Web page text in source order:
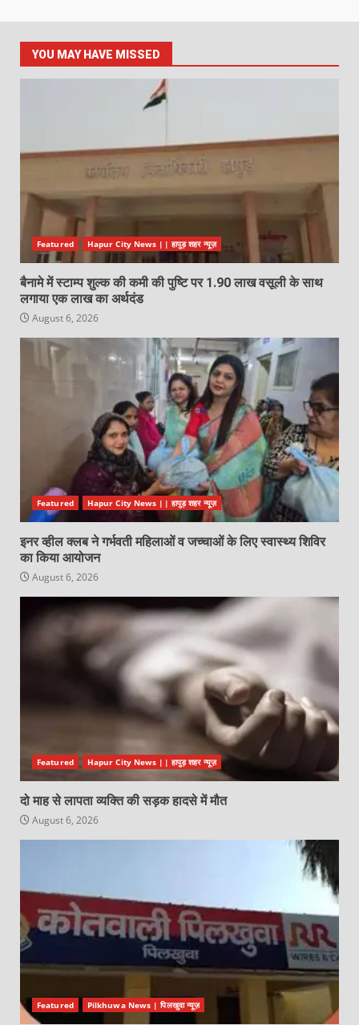
YOU MAY HAVE MISSED
Featured Hapur City News || हापुड़ शहर न्यूज़
बैनामे में स्टाम्प शुल्क की कमी की पुष्टि पर 1.90 लाख वसूली के साथ
लगाया एक लाख का अर्थदंड
August 6, 2026
Featured Hapur City News || हापुड़ शहर न्यूज़
इनर व्हील क्लब ने गर्भवती महिलाओं व जच्चाओं के लिए स्वास्थ्य शिविर
का किया आयोजन
August 6, 2026
Featured Hapur City News || हापुड़ शहर न्यूज़
दो माह से लापता व्यक्ति की सड़क हादसे में मौत
August 6, 2026
Featured Pilkhuwa News | पिलखुवा न्यूज़